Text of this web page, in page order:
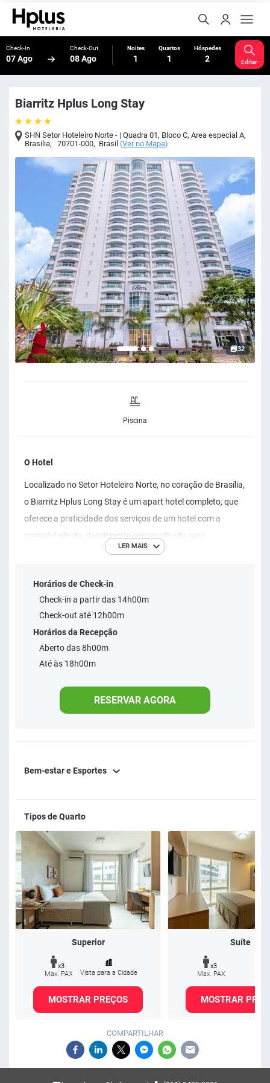
Check-In
07 Ago
Check-Out
08 Ago
Noites
1
Quartos
1
Hóspedes
2 Editar
Biarritz Hplus Long Stay
SHN Setor Hoteleiro Norte - | Quadra 01, Bloco C, Area especial A,
Brasilia, 70701-000, Brasil (Ver no Mapa)
32
Piscina
O Hotel
Localizado no Setor Hoteleiro Norte, no coração de Brasília,
o Biarritz Hplus Long Stay é um apart hotel completo, que
oferece a praticidade dos serviços de um hotel com a
comodidade do atendimento personalizado para
mensalistas. Perfeito para você se sentir em casa!
LER MAIS
Horários de Check-in
Check-in a partir das 14h00m
Check-out até 12h00m
Horários da Recepção
Aberto das 8h00m
Até às 18h00m
RESERVAR AGORA
Bem-estar e Esportes
Tipos de Quarto
Superior
x3
Max. PAX
Vista para a Cidade
MOSTRAR PREÇOS
Suíte
x3
Max. PAX
MOSTRAR
COMPARTILHAR